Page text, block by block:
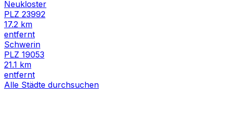
Neukloster
PLZ 23992
17.2 km
entfernt
Schwerin
PLZ 19053
21.1 km
entfernt
Alle Städte durchsuchen